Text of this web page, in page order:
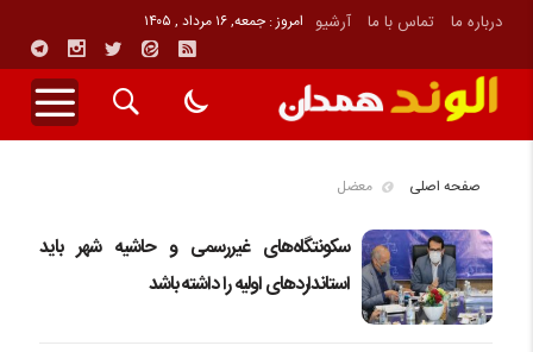
درباره ما تماس با ما آرشیو امروز : جمعه, ۱۶ مرداد , ۱۴۰۵
صفحه اصلی معضل
سکونتگاه‌های غیررسمی و حاشیه شهر باید
استانداردهای اولیه را داشته باشد